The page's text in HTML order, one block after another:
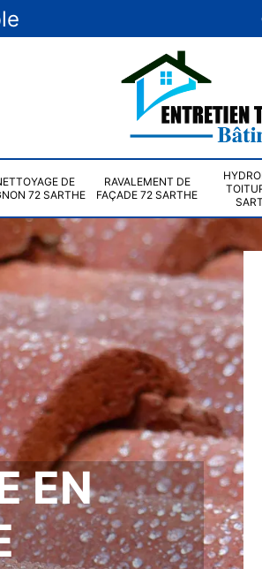
DE
72 SARTHE
RAVALEMENT DE
FAÇADE 72 SARTHE
EN